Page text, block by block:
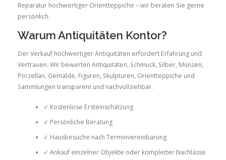
Reparatur hochwertiger Orientteppiche – wir beraten Sie gerne
persönlich.
Warum Antiquitäten Kontor?
Der Verkauf hochwertiger Antiquitäten erfordert Erfahrung und
Vertrauen. Wir bewerten Antiquitäten, Schmuck, Silber, Münzen,
Porzellan, Gemälde, Figuren, Skulpturen, Orientteppiche und
Sammlungen transparent und nachvollziehbar.
✓ Kostenlose Ersteinschätzung
✓ Persönliche Beratung
✓ Hausbesuche nach Terminvereinbarung
✓ Ankauf einzelner Objekte oder kompletter Nachlässe